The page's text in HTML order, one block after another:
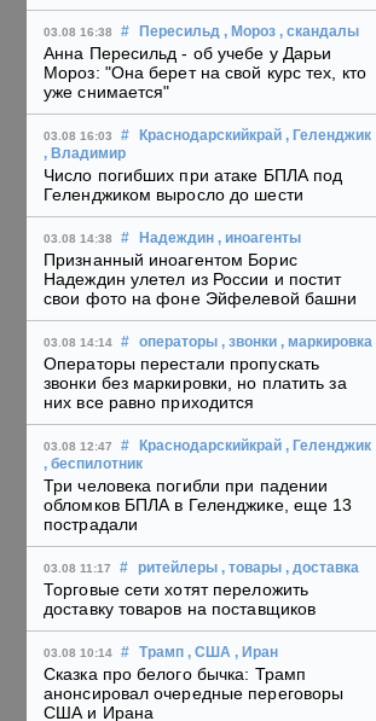
03.08 16:38 # Пересильд , Мороз , скандалы
Анна Пересильд - об учебе у Дарьи
Мороз: "Она берет на свой курс тех, кто
уже снимается"
03.08 16:03 # Краснодарскийкрай , Геленджик
, Владимир
Число погибших при атаке БПЛА под
Геленджиком выросло до шести
03.08 14:38 # Надеждин , иноагенты
Признанный иноагентом Борис
Надеждин улетел из России и постит
свои фото на фоне Эйфелевой башни
03.08 14:14 # операторы , звонки , маркировка
Операторы перестали пропускать
звонки без маркировки, но платить за
них все равно приходится
03.08 12:47 # Краснодарскийкрай , Геленджик
, беспилотник
Три человека погибли при падении
обломков БПЛА в Геленджике, еще 13
пострадали
03.08 11:17 # ритейлеры , товары , доставка
Торговые сети хотят переложить
доставку товаров на поставщиков
03.08 10:14 # Трамп , США , Иран
Сказка про белого бычка: Трамп
анонсировал очередные переговоры
США и Ирана